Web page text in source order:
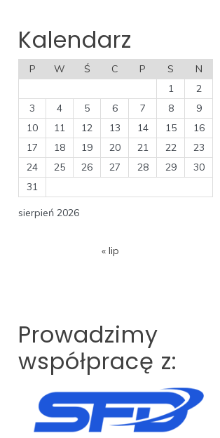
Kalendarz
sierpień 2026
P W Ś C P S
N
1
2
3
4 5 6 7 8
9
10
11 12 13 14 15
16
17
18 19 20 21 22
23
24
25 26 27 28 29
30
31
« lip
Prowadzimy
współpracę z: